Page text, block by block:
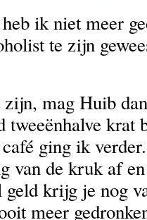
ik niet meer
te zijn
mag Huib
tweeënhalve krat
ging ik
van de kruk af
geld krijg je nog
meer